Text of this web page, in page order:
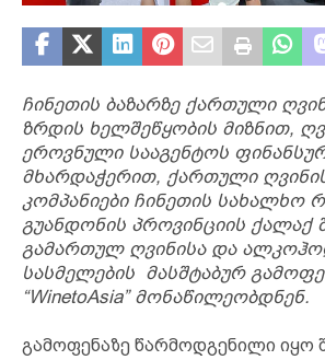
ჩინეთის ბაზარზე ქართული
ზრდის ხელშეწყობის მიზნით,
ეროვნული სააგენტოს
მხარდაჭერით, ქართული
კომპანიები ჩინეთის სახალხო
გუანდონის პროვინციის ქალაქ
გამართულ ღვინისა და
სასმელების მასშტაბურ
“WinetoAsia” მონაწილეობდნენ.
გამოფენაზე წარმოდგენილი იყო